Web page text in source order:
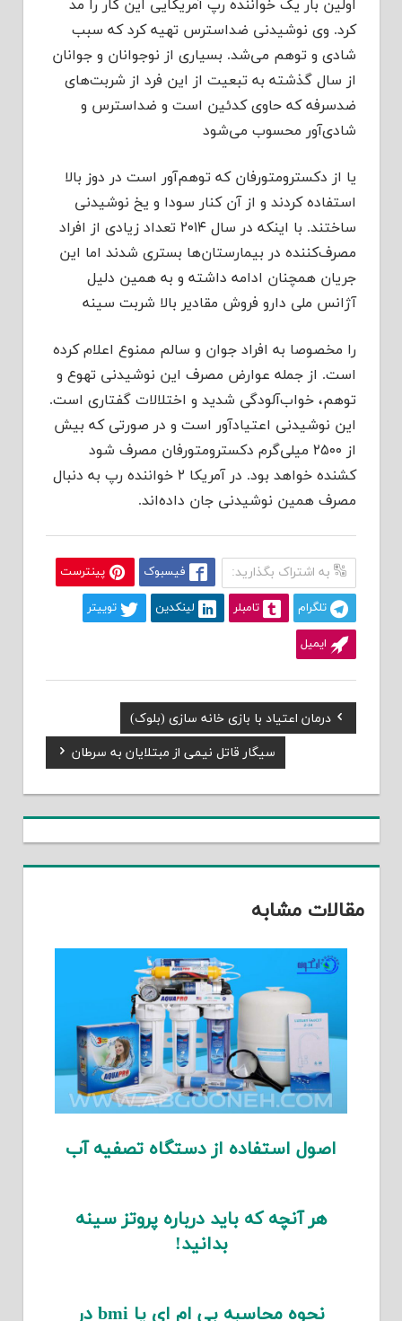
اولین بار یک خواننده رپ آمریکایی این کار را مد
کرد. وی نوشیدنی ضداسترس تهیه کرد که سبب
شادی و توهم می‌شد. بسیاری از نوجوانان و جوانان
از سال گذشته به تبعیت از این فرد از شربت‌های
ضدسرفه که حاوی کدئین است و ضداسترس و
شادی‌آور محسوب می‌شود
یا از دکسترومتورفان که توهم‌آور است در دوز بالا
استفاده کردند و از آن کنار سودا و یخ نوشیدنی
ساختند. با اینکه در سال ۲۰۱۴ تعداد زیادی از افراد
مصرف‌کننده در بیمارستان‌ها بستری شدند اما این
جریان همچنان ادامه داشته و به همین دلیل
آژانس ملی دارو فروش مقادیر بالا شربت سینه
را مخصوصا به افراد جوان و سالم ممنوع اعلام کرده
است. از جمله عوارض مصرف این نوشیدنی تهوع و
توهم،‌ خواب‌آلودگی شدید و اختلالات گفتاری است.
این نوشیدنی اعتیادآور است و در صورتی که بیش
از ۲۵۰۰ میلی‌گرم دکسترومتورفان مصرف شود
کشنده خواهد بود. در آمریکا ۲ خواننده رپ به دنبال
مصرف همین نوشیدنی جان داده‌اند.
به اشتراک بگذارید: فیسبوک پینترست
تلگرام تامبلر لینکدین توییتر
ایمیل
راهبری
Previous
Post:
درمان اعتیاد با بازی خانه سازی (بلوک)
Next
Post:
سیگار قاتل نیمی از مبتلایان به سرطان
مقالات مشابه
اصول استفاده از دستگاه تصفیه آب
هر آنچه که باید درباره پروتز سینه
بدانید!
نحوه محاسبه بی ام ای یا bmi در